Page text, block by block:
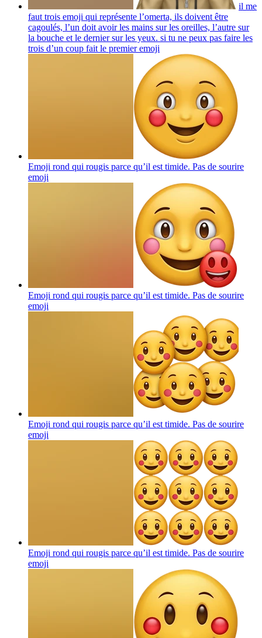
il me
faut trois emoji qui représente l’omerta, ils doivent être
cagoulés, l’un doit avoir les mains sur les oreilles, l’autre sur
la bouche et le dernier sur les yeux. si tu ne peux pas faire les
trois d’un coup fait le premieremoji
Emoji rond qui rougis parce qu’il est timide. Pas de sourire
emoji
Emoji rond qui rougis parce qu’il est timide. Pas de sourire
emoji
Emoji rond qui rougis parce qu’il est timide. Pas de sourire
emoji
Emoji rond qui rougis parce qu’il est timide. Pas de sourire
emoji